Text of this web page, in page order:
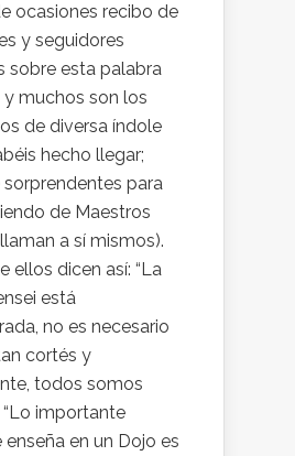
ocasiones recibo de
y seguidores
sobre esta palabra
y muchos son los
de diversa índole
hecho llegar;
para
de Maestros
a sí mismos).
ellos dicen así: “La
está
no es necesario
cortés y
todos somos
“Lo importante
en un Dojo es